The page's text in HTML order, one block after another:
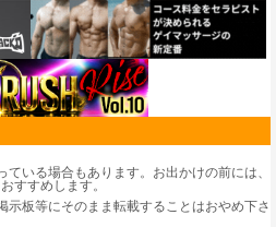
いる場合もあります。お出かけの前には、
すすめします。
示板等にそのまま転載することはおやめ下さ